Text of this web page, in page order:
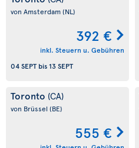
von Amsterdam(NL)
392 €
inkl. Steuern u. Gebühren
04 SEPTbis 13 SEPT
Toronto (CA)
von Brüssel (BE)
555 €